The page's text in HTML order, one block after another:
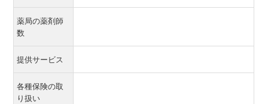
薬局の薬剤師
数
提供サービス
各種保険の取
り扱い